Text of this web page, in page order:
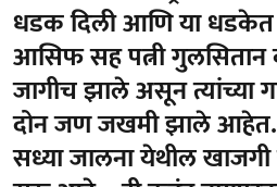
धडक दिली आणि या धडकेत
आसिफ सह पत्नी गुलसितान
जागीच झाले असून त्यांच्या
दोन जण जखमी झाले
सध्या जालना येथील